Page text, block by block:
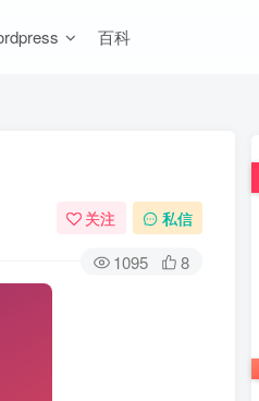
百科
关注 私信
1095 8